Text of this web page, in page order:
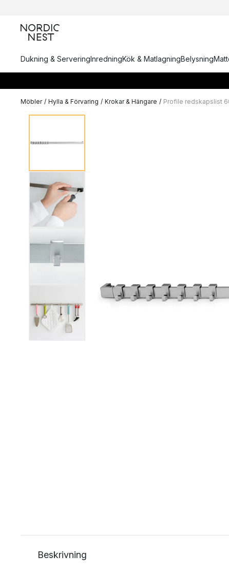
Dukning & ServeringInredningKök & MatlagningBelysning
Möbler / Hylla & Förvaring / Krokar & Hängare / Profile redskapslist
Beskrivning